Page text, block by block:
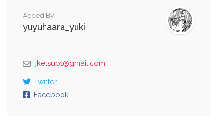
Added By
yuyuhaara_yuki
jketsup1@gmail.com
Twitter
Facebook